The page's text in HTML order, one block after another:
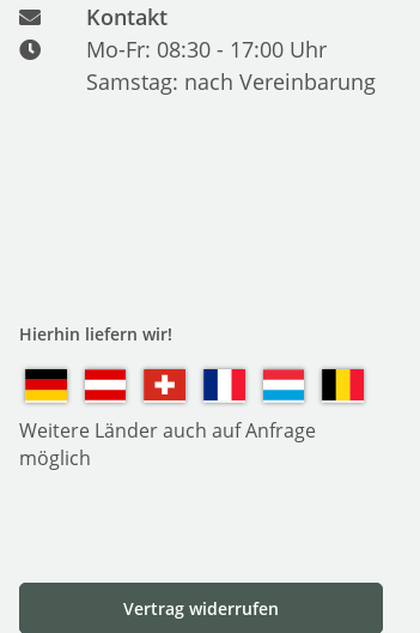
Kontakt
Mo-Fr: 08:30 - 17:00 Uhr
Samstag: nach Vereinbarung
Hierhin liefern wir!
Weitere Länder auch auf Anfrage
möglich
Vertrag widerrufen